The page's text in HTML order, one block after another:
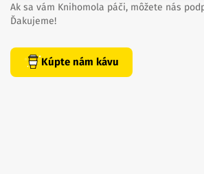
Ak sa vám Knihomola páči, môžete nás
Ďakujeme!
Kúpte nám kávu